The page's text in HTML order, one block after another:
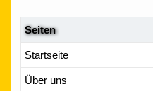
Seiten
Startseite
Über uns